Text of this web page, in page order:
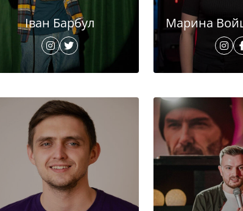
Іван Барбул Марина